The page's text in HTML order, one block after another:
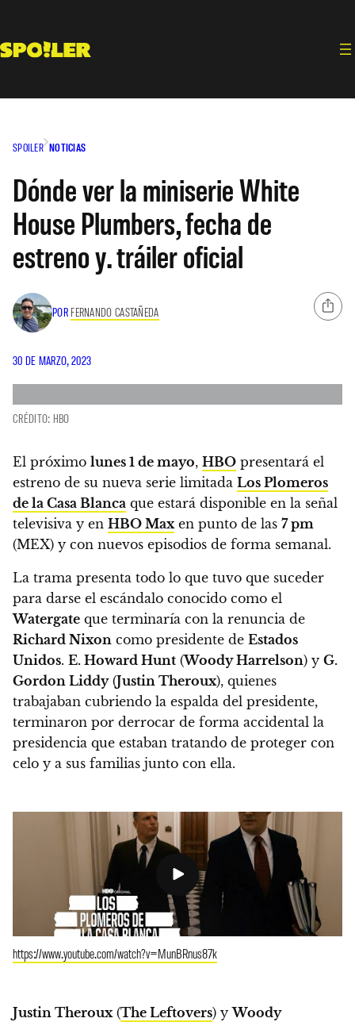
contenido
SPOILER NOTICIAS
Dónde ver la miniserie White
House Plumbers, fecha de
estreno y. tráiler oficial
POR FERNANDO CASTAÑEDA
30 DE MARZO, 2023
CRÉDITO: HBO
El próximo lunes 1 de mayo, HBO presentará el
estreno de su nueva serie limitada Los Plomeros
de la Casa Blanca que estará disponible en la señal
televisiva y en HBO Maxen punto de las 7 pm
(MEX) y con nuevos episodios de forma semanal.
La trama presenta todo lo que tuvo que suceder
para darse el escándalo conocido como el
Watergate que terminaría con la renuncia de
Richard Nixon como presidente de Estados
Unidos. E. Howard Hunt (Woody Harrelson) y G.
Gordon Liddy(Justin Theroux), quienes
trabajaban cubriendo la espalda del presidente,
terminaron por derrocar de forma accidental la
presidencia que estaban tratando de proteger con
celo y a sus familias junto con ella.
https://www.youtube.com/watch?v=MunBRnus87k
Justin Theroux(The Leftovers) yWoody